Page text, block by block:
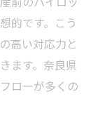
達戦略
品質管理
工夫
ポイント
践アドバ
的です。こう
高い対応力と
ます。奈良県
ローが多くの